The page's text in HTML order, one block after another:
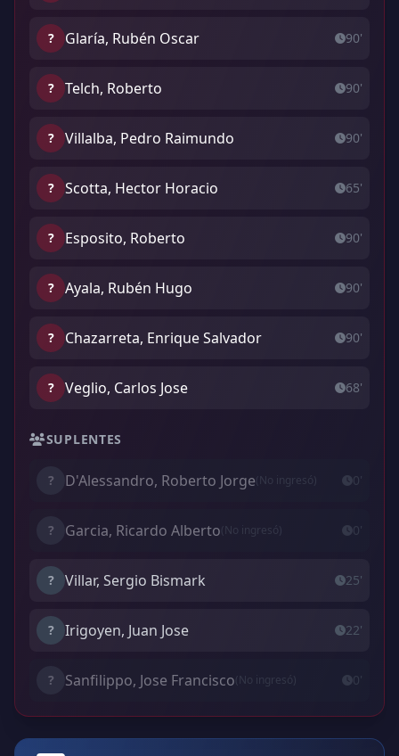
? Glaría, Rubén Oscar 90'
? Telch, Roberto 90'
? Villalba, Pedro Raimundo 90'
? Scotta, Hector Horacio 65'
? Esposito, Roberto 90'
? Ayala, Rubén Hugo 90'
? Chazarreta, Enrique Salvador 90'
? Veglio, Carlos Jose 68'
SUPLENTES
? D'Alessandro, Roberto Jorge(No ingresó) 0'
? Garcia, Ricardo Alberto(No ingresó) 0'
? Villar, Sergio Bismark 25'
? Irigoyen, Juan Jose 22'
? Sanfilippo, Jose Francisco(No ingresó) 0'